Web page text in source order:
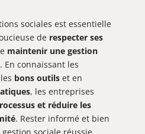
sociales est essentielle
de respecter ses
maintenir une gestion
. En connaissant les
bons outilset en
, les entreprises
et réduire les
. Rester informé et bien